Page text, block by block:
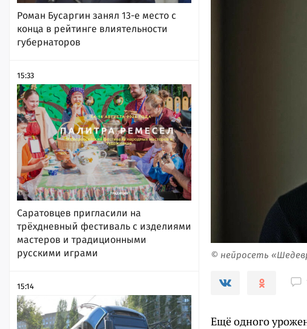
Роман Бусаргин занял 13-е место с
конца в рейтинге влиятельности
губернаторов
15:33
Саратовцев пригласили на
трёхдневный фестиваль с изделиями
мастеров и традиционными
русскими играми
15:14
© нейросеть
Ещё одного